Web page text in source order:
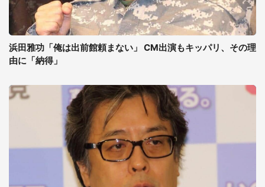
浜田雅功「俺は出前館頼まない」 CM出演もキッパリ、その理
由に「納得」